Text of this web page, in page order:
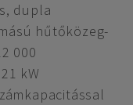
dupla
hűtőközeg-
000
kW